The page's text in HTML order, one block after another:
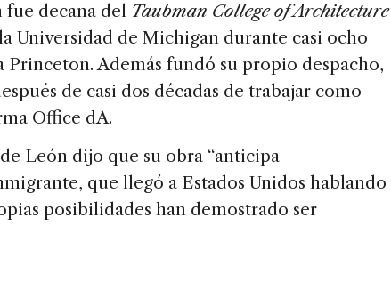
fue decana del Taubman College of Architecture
Universidad de Michigan durante casi ocho
Princeton. Además fundó su propio despacho,
de casi dos décadas de trabajar como
Office dA.
León dijo que su obra “anticipa
que llegó a Estados Unidos hablando
posibilidades han demostrado ser